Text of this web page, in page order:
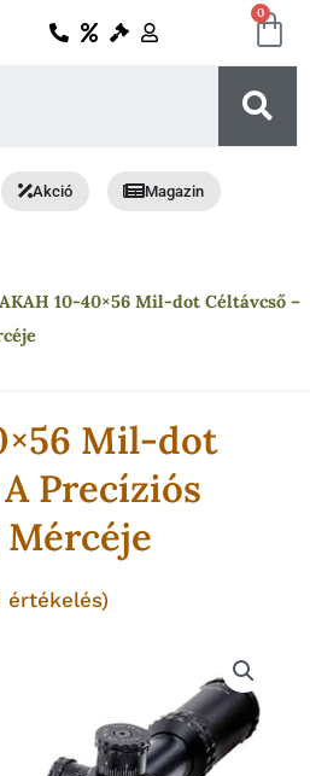
0
Akció Magazin
AKAH 10-40×56 Mil-dot Céltávcső –
Mil-dot
Precíziós
értékelés)